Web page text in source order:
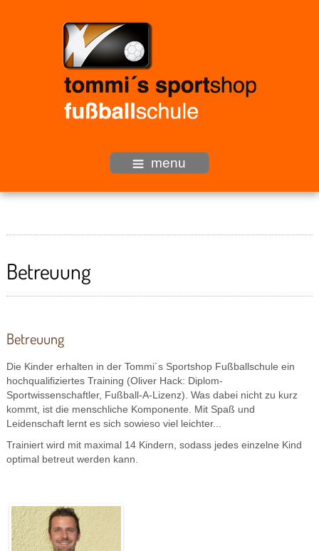
menu
Betreuung
Betreuung
Die Kinder erhalten in der Tommi´s Sportshop Fußballschule ein
hochqualifiziertes Training (Oliver Hack: Diplom-
Sportwissenschaftler, Fußball-A-Lizenz). Was dabei nicht zu kurz
kommt, ist die menschliche Komponente. Mit Spaß und
Leidenschaft lernt es sich sowieso viel leichter...
Trainiert wird mit maximal 14 Kindern, sodass jedes einzelne Kind
optimal betreut werden kann.